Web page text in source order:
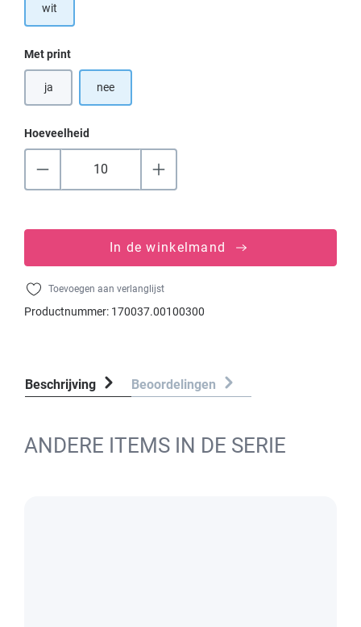
wit
Selecteer
Met print
ja nee
Hoeveelheid
In de winkelmand
Toevoegen aan verlanglijst
Productnummer: 170037.00100300
Beschrijving Beoordelingen
ANDERE ITEMS IN DE SERIE